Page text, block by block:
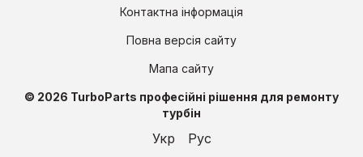
Контактна інформація
Повна версія сайту
Мапа сайту
© 2026 TurboParts професійні рішення для ремонту
турбін
Укр Рус